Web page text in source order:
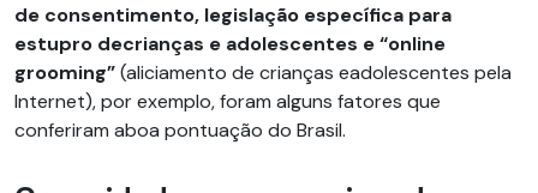
de consentimento, legislação específica para
estupro decrianças e adolescentes e “online
grooming”(aliciamento de crianças eadolescentes pela
Internet), por exemplo, foram alguns fatores que
conferiram aboa pontuação do Brasil.